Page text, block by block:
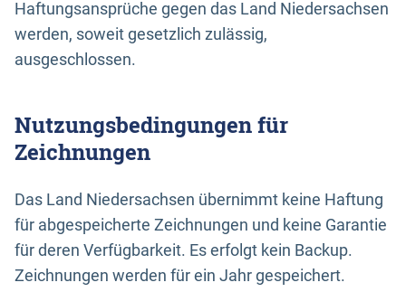
Haftungsansprüche gegen das Land Niedersachsen
werden, soweit gesetzlich zulässig,
ausgeschlossen.
Nutzungsbedingungen für
Zeichnungen
Das Land Niedersachsen übernimmt keine Haftung
für abgespeicherte Zeichnungen und keine Garantie
für deren Verfügbarkeit. Es erfolgt kein Backup.
Zeichnungen werden für ein Jahr gespeichert.